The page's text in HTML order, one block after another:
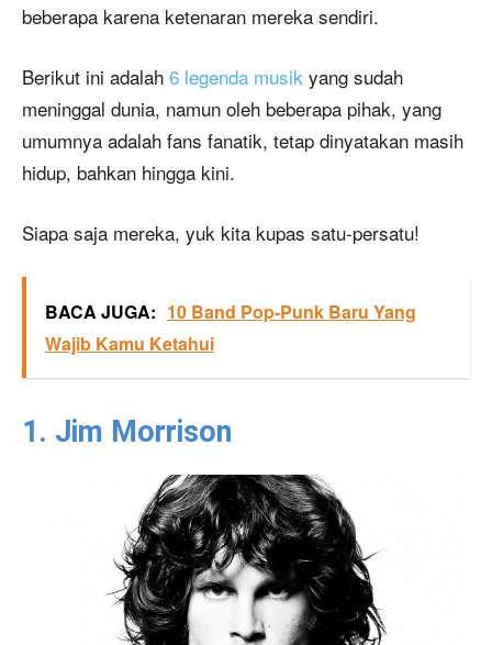
beberapa karena ketenaran mereka sendiri.
Berikut ini adalah 6 legenda musik yang sudah
meninggal dunia, namun oleh beberapa pihak, yang
umumnya adalah fans fanatik, tetap dinyatakan masih
hidup, bahkan hingga kini.
Siapa saja mereka, yuk kita kupas satu-persatu!
BACA JUGA: 10 Band Pop-Punk Baru Yang
Wajib Kamu Ketahui
1. Jim Morrison